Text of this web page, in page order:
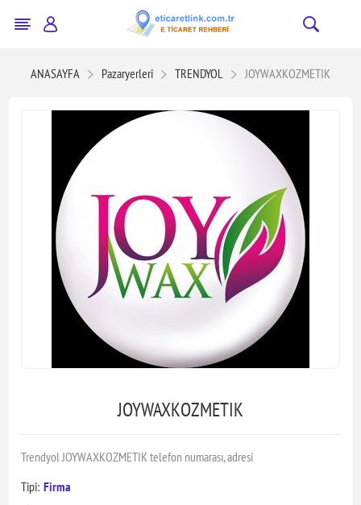
ANASAYFA Pazaryerleri TRENDYOL JOYWAXKOZMETIK
JOYWAXKOZMETIK
Trendyol JOYWAXKOZMETIK telefon numarası, adresi
Tipi: Firma